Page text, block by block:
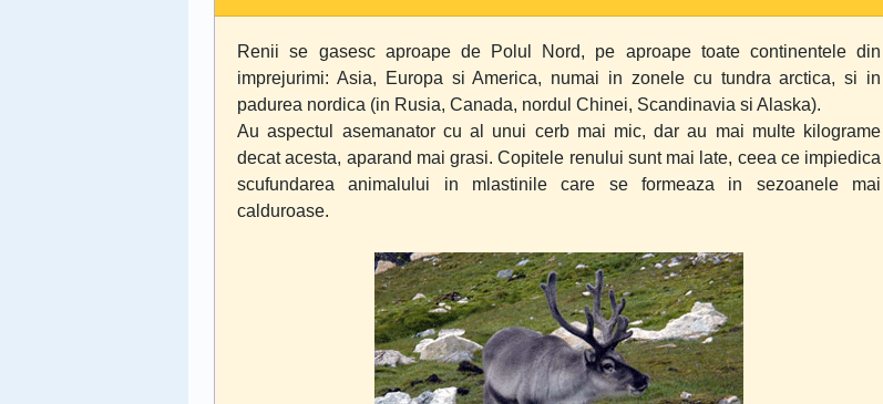
Renii se gasesc aproape de Polul Nord, pe aproape toate continentele din
imprejurimi: Asia, Europa si America, numai in zonele cu tundra arctica, si in
padurea nordica (in Rusia, Canada, nordul Chinei, Scandinavia si Alaska).
Au aspectul asemanator cu al unui cerb mai mic, dar au mai multe kilograme
decat acesta, aparand mai grasi. Copitele renului sunt mai late, ceea ce impiedica
scufundarea animalului in mlastinile care se formeaza in sezoanele mai
calduroase.